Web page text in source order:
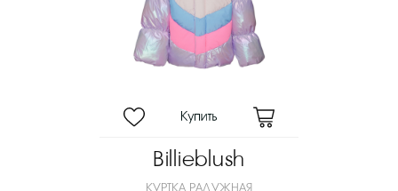
Billieblush
КУРТКА РАДУЖНАЯ